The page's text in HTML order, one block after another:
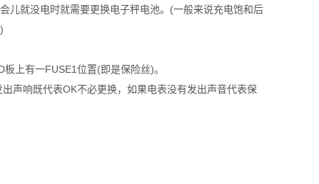
儿就没电时就需要更换电子秤电池。(一般来说充电饱和后
上有一FUSE1位置(即是保险丝)。
声响既代表OK不必更换，如果电表没有发出声音代表保